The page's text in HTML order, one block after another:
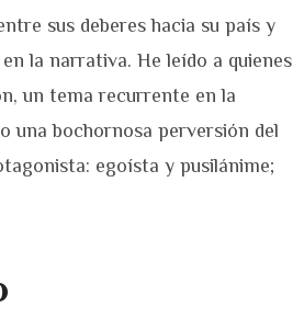
sus deberes hacia su país y
la narrativa. He leído a quienes
un tema recurrente en la
una bochornosa perversión del
egoísta y pusilánime;